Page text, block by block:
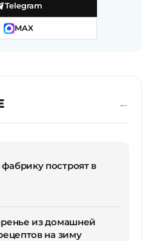
Telegram
MAX
построят в
из домашней
на зиму